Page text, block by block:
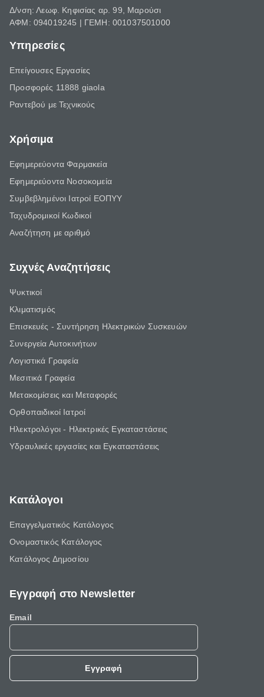
Δ/νση: Λεωφ. Κηφισίας αρ. 99, Μαρούσι
ΑΦΜ: 094019245 | ΓΕΜΗ: 001037501000
Υπηρεσίες
Επείγουσες Εργασίες
Προσφορές 11888 giaola
Ραντεβού με Τεχνικούς
Χρήσιμα
Εφημερεύοντα Φαρμακεία
Εφημερεύοντα Νοσοκομεία
Συμβεβλημένοι Ιατροί ΕΟΠΥΥ
Ταχυδρομικοί Κωδικοί
Αναζήτηση με αριθμό
Συχνές Αναζητήσεις
Ψυκτικοί
Κλιματισμός
Επισκευές - Συντήρηση Ηλεκτρικών Συσκευών
Συνεργεία Αυτοκινήτων
Λογιστικά Γραφεία
Μεσιτικά Γραφεία
Μετακομίσεις και Μεταφορές
Ορθοπαιδικοί Ιατροί
Ηλεκτρολόγοι - Ηλεκτρικές Εγκαταστάσεις
Υδραυλικές εργασίες και Εγκαταστάσεις
Κατάλογοι
Επαγγελματικός Κατάλογος
Ονομαστικός Κατάλογος
Κατάλογος Δημοσίου
Εγγραφή στο Newsletter
Email
Εγγραφή